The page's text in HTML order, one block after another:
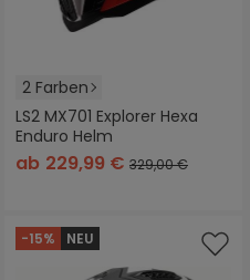
2 Farben
LS2 MX701 Explorer Hexa
Enduro Helm
ab 229,99 € 329,00 €
-15% NEU